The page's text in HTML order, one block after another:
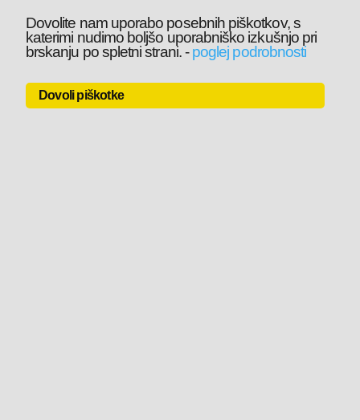
Dovolite nam uporabo posebnih piškotkov, s
katerimi nudimo boljšo uporabniško izkušnjo pri
brskanju po spletni strani.-poglej podrobnosti
Dovoli piškotke